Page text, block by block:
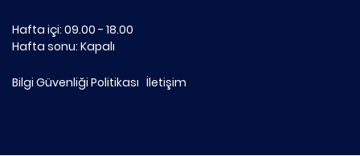
Hafta içi: 09.00 - 18.00
Hafta sonu: Kapalı
Bilgi Güvenliği Politikası İletişim